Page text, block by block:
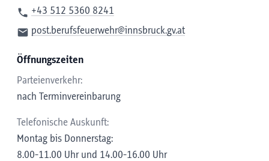
+43 512 5360 8241
post.berufsfeuerwehr@innsbruck.gv.at
Öffnungszeiten
Parteienverkehr:
nach Terminvereinbarung
Telefonische Auskunft:
Montag bis Donnerstag:
8.00-11.00 Uhr und 14.00-16.00 Uhr